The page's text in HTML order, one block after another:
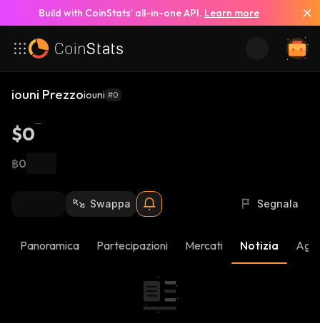
Build with CoinStats’ all-in-one API. Learn more
iouni Prezzoiouni #0
$0
฿0
Swappa Segnala
Panoramica Partecipazioni Mercati Notizia